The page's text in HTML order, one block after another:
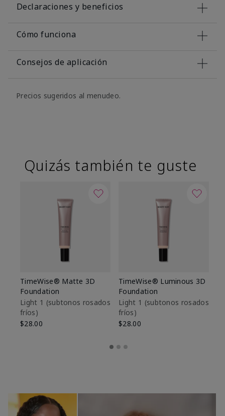
Declaraciones y beneficios
Cómo funciona
Consejos de aplicación
Precios sugeridos al menudeo.
Quizás también te guste
TimeWise® Matte 3D
Foundation
Light 1​ (subtonos rosados
fríos)
$28.00
TimeWise® Luminous 3D
Foundation
Light 1​ (subtonos rosados
fríos)
$28.00